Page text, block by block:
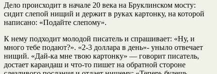
Дело происходит в начале 20 века на Бруклинском мосту:
сидит слепой нищий и держит в руках картонку, на которой
написано: «Подайте слепому».
К нему подходит молодой писатель и спрашивает: «Ну, и
много тебе подают?». «2-3 доллара в день»- уныло отвечает
нищий. «Дай-ка мне твою картонку» — говорит писатель,
достает карандаш и что-то пишет на обратной стороне